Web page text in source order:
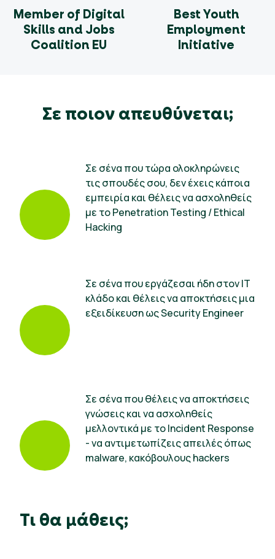
Member of Digital
Skills and Jobs
Coalition EU
Best Youth
Employment
Initiative
Σε ποιον απευθύνεται;
Σε σένα που τώρα ολοκληρώνεις
τις σπουδές σου, δεν έχεις κάποια
εμπειρία και θέλεις να ασχοληθείς
με το Penetration Testing / Ethical
Hacking
Σε σένα που εργάζεσαι ήδη στον IT
κλάδο και θέλεις να αποκτήσεις μια
εξειδίκευση ως Security Engineer
Σε σένα που θέλεις να αποκτήσεις
γνώσεις και να ασχοληθείς
μελλοντικά με το Incident Response
- να αντιμετωπίζεις απειλές όπως
malware, κακόβουλους hackers
Τι θα μάθεις;